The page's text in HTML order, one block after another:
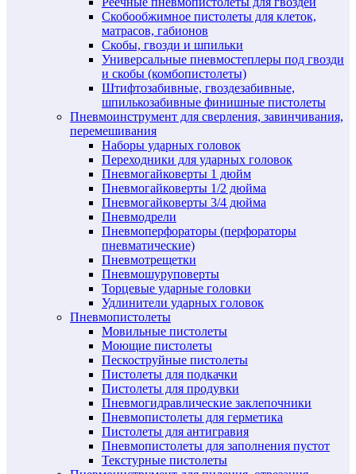
Скобообжимное пистолеты для клеток,
матрасов, габионов
Скобы, гвозди и шпильки
Универсальные пневмостеплеры под гвозди
и скобы (комбопистолеты)
Штифтозабивные, гвоздезабивные,
шпилькозабивные финишные пистолеты
Пневмоинструмент для сверления, завинчивания,
перемешивания
Наборы ударных головок
Переходники для ударных головок
Пневмогайковерты 1 дюйм
Пневмогайковерты 1/2 дюйма
Пневмогайковерты 3/4 дюйма
Пневмодрели
Пневмоперфораторы (перфораторы
пневматические)
Пневмотрещетки
Пневмошуруповерты
Торцевые ударные головки
Удлинители ударных головок
Пневмопистолеты
Мовильные пистолеты
Моющие пистолеты
Пескоструйные пистолеты
Пистолеты для подкачки
Пистолеты для продувки
Пневмогидравлические заклепочники
Пневмопистолеты для герметика
Пистолеты для антигравия
Пневмопистолеты для заполнения пустот
Текстурные пистолеты